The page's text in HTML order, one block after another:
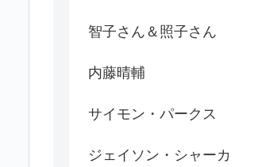
智子さん＆照子さん
内藤晴輔
サイモン・パークス
ジェイソン・シャーカ